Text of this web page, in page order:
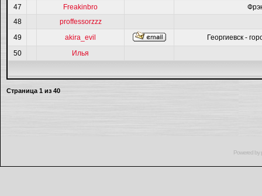
47
Freakinbro
48
proffessorzzz
49
akira_evil
Георгиевск -
50
Илья
Страница 1 из 40
Powered by